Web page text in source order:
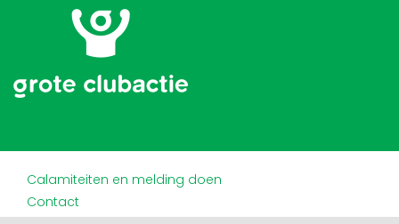
Calamiteiten en melding doen
Contact